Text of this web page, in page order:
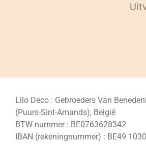
Lilo Deco : Gebroeders Van
(Puurs-Sint-Amands), België
BTW nummer : BE0763628342
IBAN (rekeningnummer) : BE49